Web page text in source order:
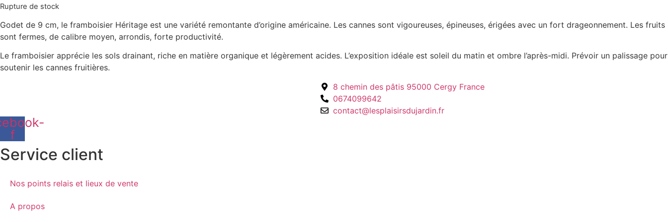
Rupture de stock
Godet de 9 cm, le framboisier Héritage est une variété remontante d’origine américaine. Les cannes sont vigoureuses, épineuses, érigées avec un fort drageonnement. Les fruits
sont fermes, de calibre moyen, arrondis, forte productivité.
Le framboisier apprécie les sols drainant, riche en matière organique et légèrement acides. L’exposition idéale est soleil du matin et ombre l’après-midi. Prévoir un palissage pour
soutenir les cannes fruitières.
8 chemin des pâtis 95000 Cergy France
0674099642
contact@lesplaisirsdujardin.fr
f
Service client
Nos points relais et lieux de vente
A propos